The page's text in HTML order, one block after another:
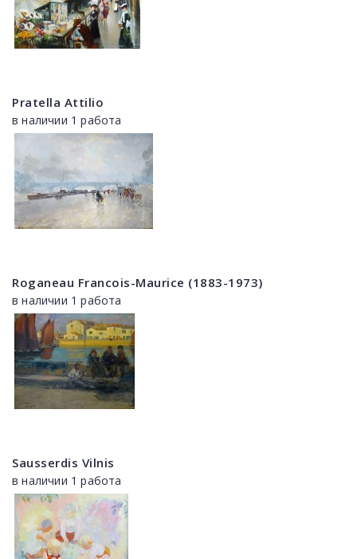
Pratella Attilio
в наличии 1 работа
Roganeau Francois-Maurice (1883-1973)
в наличии 1 работа
Sausserdis Vilnis
в наличии 1 работа